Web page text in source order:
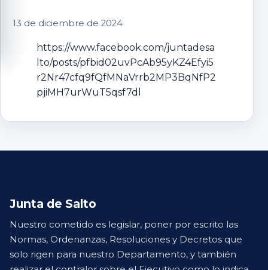
13 de diciembre de 2024
https://www.facebook.com/juntadesa
lto/posts/pfbid02uvPcAb95yKZ4Efyi5
r2Nr47cfq9fQfMNaVrrb2MP3BqNfP2
pjiMH7urWuT5qsf7dl
Junta de Salto
Nuestro cometido es legislar, poner por escrito las
Normas, Ordenanzas, Resoluciones y Decretos que
solo rigen para nuestro Departamento, y también